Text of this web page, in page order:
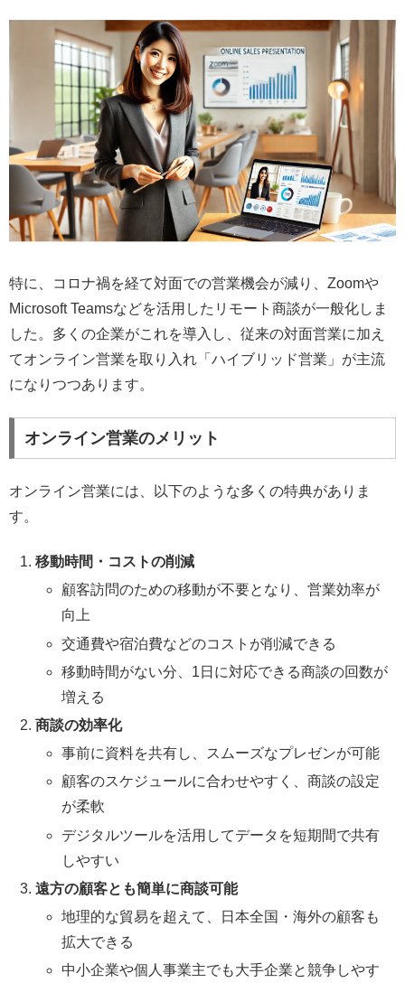
特に、コロナ禍を経て対面での営業機会が減り、Zoomや
Microsoft Teamsなどを活用したリモート商談が一般化しま
した。多くの企業がこれを導入し、従来の対面営業に加え
てオンライン営業を取り入れ「ハイブリッド営業」が主流
になりつつあります。
オンライン営業のメリット
オンライン営業には、以下のような多くの特典がありま
す。
移動時間・コストの削減
顧客訪問のための移動が不要となり、営業効率が
向上
交通費や宿泊費などのコストが削減できる
移動時間がない分、1日に対応できる商談の回数が
増える
商談の効率化
事前に資料を共有し、スムーズなプレゼンが可能
顧客のスケジュールに合わせやすく、商談の設定
が柔軟
デジタルツールを活用してデータを短期間で共有
しやすい
遠方の顧客とも簡単に商談可能
地理的な貿易を超えて、日本全国・海外の顧客も
拡大できる
中小企業や個人事業主でも大手企業と競争しやす